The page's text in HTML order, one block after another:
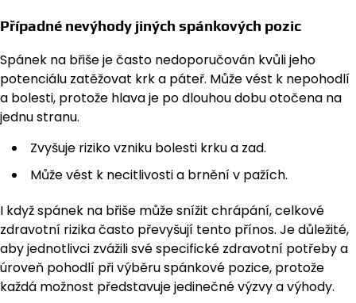
Případné nevýhody jiných spánkových pozic
Spánek na břiše je často nedoporučován kvůli jeho
potenciálu zatěžovat krk a páteř. Může vést k nepohodlí
a bolesti, protože hlava je po dlouhou dobu otočena na
jednu stranu.
Zvyšuje riziko vzniku bolesti krku a zad.
Může vést k necitlivosti a brnění v pažích.
I když spánek na břiše může snížit chrápání, celkové
zdravotní rizika často převyšují tento přínos. Je důležité,
aby jednotlivci zvážili své specifické zdravotní potřeby a
úroveň pohodlí při výběru spánkové pozice, protože
každá možnost představuje jedinečné výzvy a výhody.